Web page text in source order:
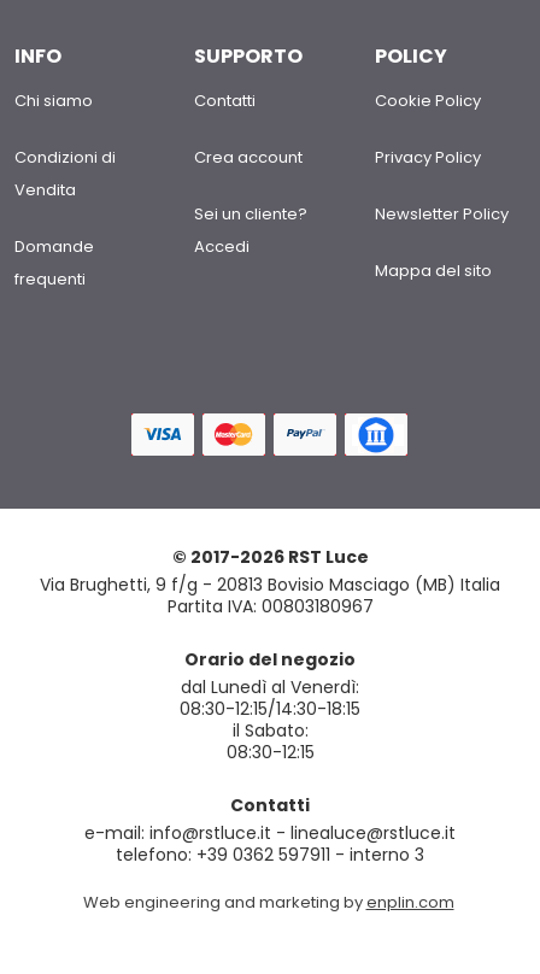
INFO
Chi siamo
Condizioni di
Vendita
Domande
frequenti
SUPPORTO
Contatti
Crea account
Sei un cliente?
Accedi
POLICY
Cookie Policy
Privacy Policy
Newsletter Policy
Mappa del sito
© 2017-2026 RST Luce
Via Brughetti, 9 f/g - 20813 Bovisio Masciago (MB) Italia
Partita IVA: 00803180967
Orario del negozio
dal Lunedì al Venerdì:
08:30-12:15/14:30-18:15
il Sabato:
08:30-12:15
Contatti
e-mail: info@rstluce.it - linealuce@rstluce.it
telefono: +39 0362 597911 - interno 3
Web engineering and marketing byenplin.com